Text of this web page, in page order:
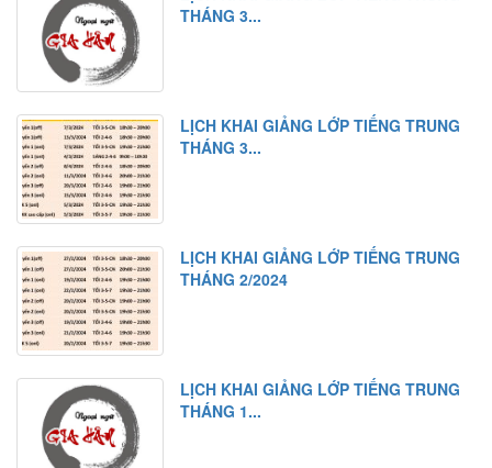
THÁNG 3...
LỊCH KHAI GIẢNG LỚP TIẾNG TRUNG
THÁNG 3...
LỊCH KHAI GIẢNG LỚP TIẾNG TRUNG
THÁNG 2/2024
LỊCH KHAI GIẢNG LỚP TIẾNG TRUNG
THÁNG 1...